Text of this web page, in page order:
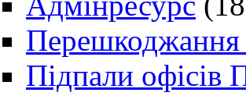
Перешкоджання
Підпали офісів